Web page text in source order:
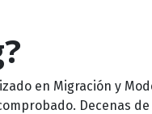
en Migración y
Decenas